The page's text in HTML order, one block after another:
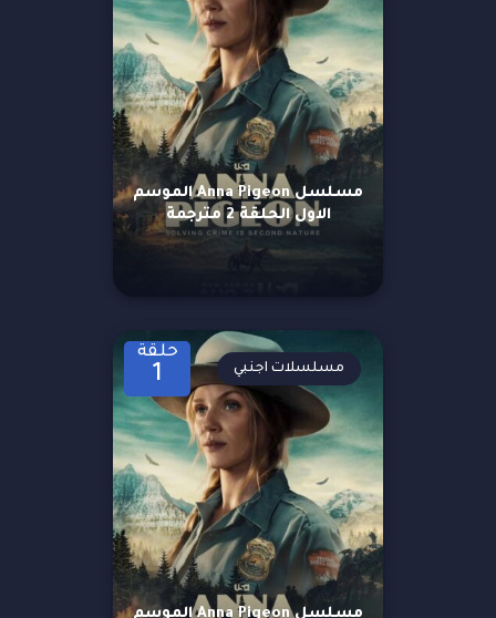
مسلسل Anna Pigeon الموسم
الاول الحلقة 2 مترجمة
حلقة
1
مسلسل Anna Pigeon الموسم
مسلسلات اجنبي